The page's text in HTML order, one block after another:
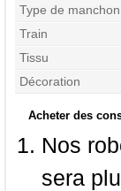
manches
Type de manchon
Train
Tissu
Décoration
Acheter des
Nos
sera